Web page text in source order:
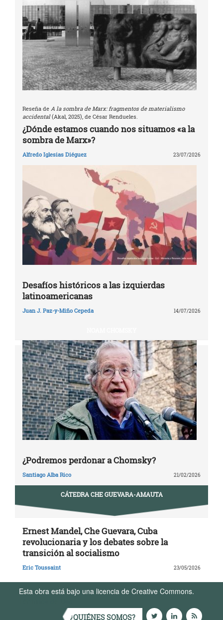
Reseña de A la sombra de Marx: fragmentos de materialismo
accidental(Akal, 2025), de César Rendueles.
¿Dónde estamos cuando nos situamos «a la
sombra de Marx»?
Alfredo Iglesias Diéguez 23/07/2026
Desafíos históricos a las izquierdas
latinoamericanas
Juan J. Paz-y-Miño Cepeda 14/07/2026
¿Podremos perdonar a Chomsky?
Santiago Alba Rico 21/02/2026
CÁTEDRA CHE GUEVARA-AMAUTA
Ernest Mandel, Che Guevara, Cuba
revolucionaria y los debates sobre la
transición al socialismo
Eric Toussaint 23/05/2026
Esta obra está bajo una licencia de Creative Commons.
¿QUIÉNES SOMOS?